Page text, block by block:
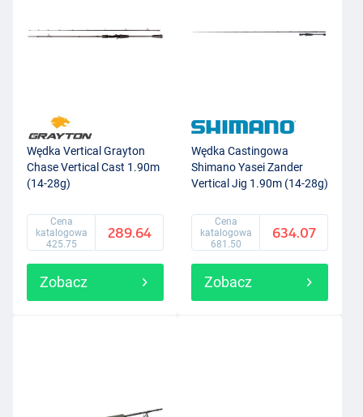
Wędka Vertical Grayton
Chase Vertical Cast 1.90m
(14-28g)
Cena
katalogowa
425.75
289.64
Zobacz
Wędka Castingowa
Shimano Yasei Zander
Vertical Jig 1.90m (14-28g)
Cena
katalogowa
681.50
634.07
Zobacz